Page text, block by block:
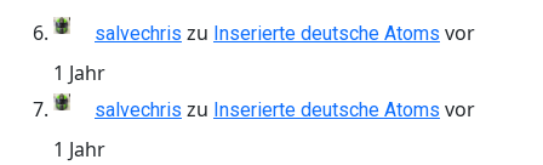
salvechris zu Inserierte deutsche Atoms vor
1 Jahr
salvechris zu Inserierte deutsche Atoms vor
1 Jahr